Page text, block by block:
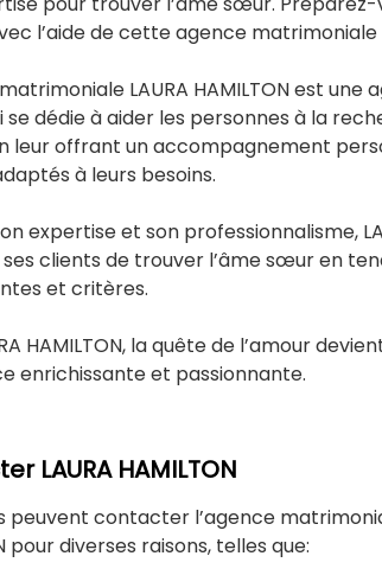
l’aide de cette agence
LAURA HAMILTON est une
se dédie à aider les personnes à la
leur offrant un accompagnement
à leurs besoins.
expertise et son professionnalisme,
clients de trouver l’âme sœur en
et critères.
HAMILTON, la quête de l’amour
enrichissante et passionnante.
LAURA HAMILTON
peuvent contacter l’agence
pour diverses raisons, telles que: